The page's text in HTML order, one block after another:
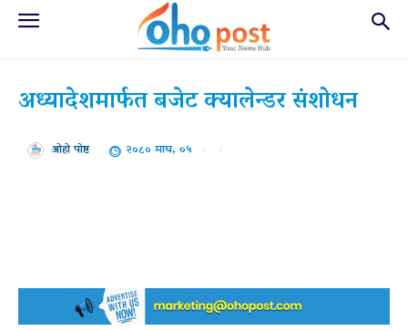
अध्यादेशमार्फत बजेट क्यालेन्डर संशोधन
ओहो पोष्ट २०८० माघ, ०५